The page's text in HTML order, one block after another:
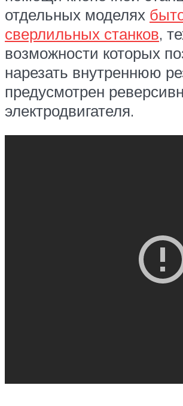
отдельных моделях
сверлильных станков,
возможности которых
нарезать внутреннюю
предусмотрен
электродвигателя.